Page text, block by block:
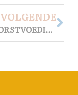
VOLGENDE
MIJN BORSTVOEDINGSVERHAAL